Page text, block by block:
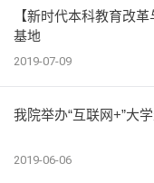
【新时代本科教育改
基地
2019-07-09
我院举办“互联网+”大
2019-06-06